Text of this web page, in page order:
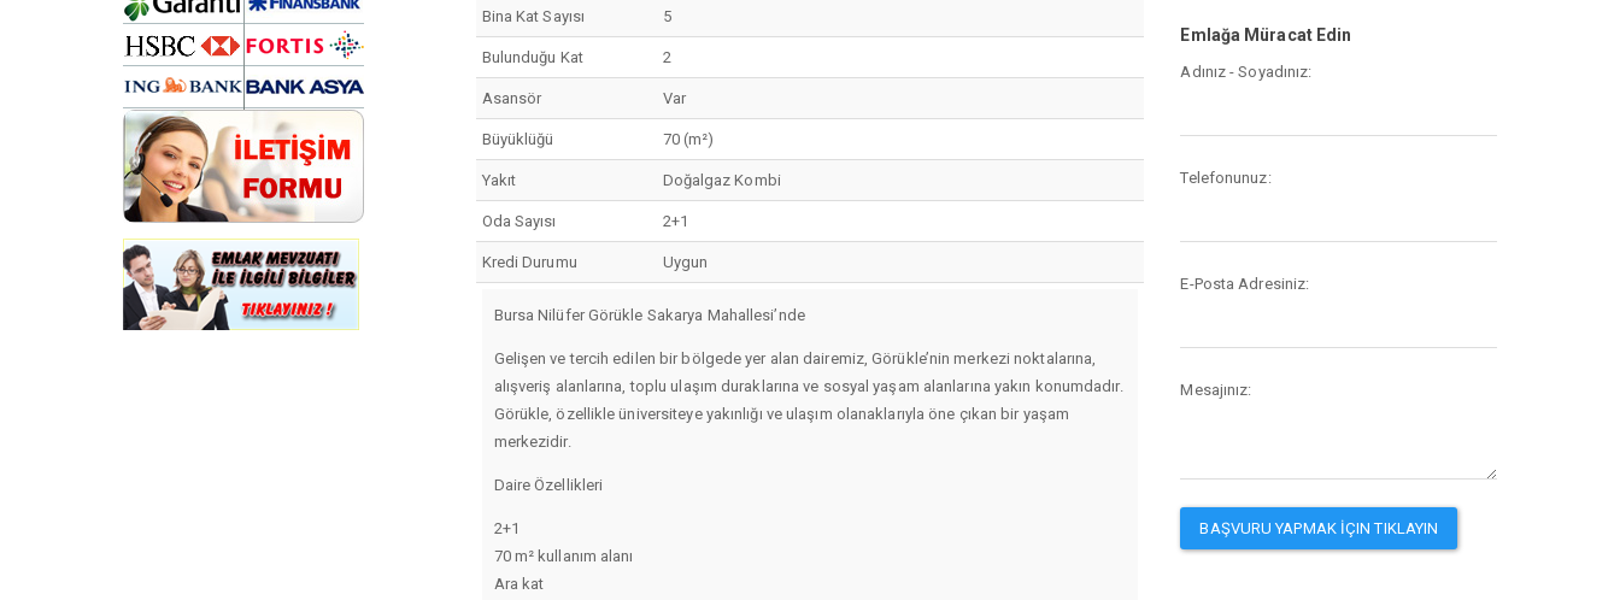
Bina Kat Sayısı 5
Bulunduğu Kat 2
Asansör Var
Büyüklüğü 70 (m²)
Yakıt Doğalgaz Kombi
Oda Sayısı 2+1
Kredi Durumu Uygun
Bursa Nilüfer Görükle Sakarya Mahallesi’nde
Gelişen ve tercih edilen bir bölgede yer alan dairemiz, Görükle’nin merkezi noktalarına,
alışveriş alanlarına, toplu ulaşım duraklarına ve sosyal yaşam alanlarına yakın konumdadır.
Görükle, özellikle üniversiteye yakınlığı ve ulaşım olanaklarıyla öne çıkan bir yaşam
merkezidir.
Daire Özellikleri
2+1
70 m² kullanım alanı
Ara kat
Emlağa Müracat Edin
Adınız - Soyadınız:
Telefonunuz:
E-Posta Adresiniz:
Mesajınız: